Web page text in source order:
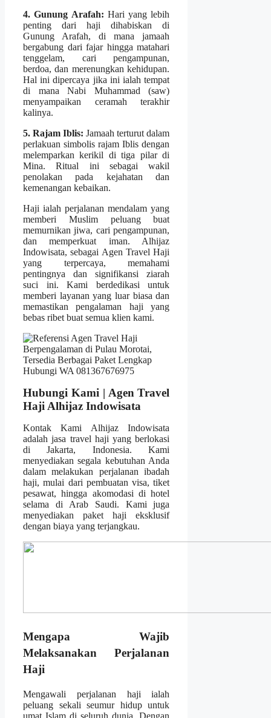
4. Gunung Arafah: Hari yang lebih
penting dari haji dihabiskan di
Gunung Arafah, di mana jamaah
bergabung dari fajar hingga matahari
tenggelam, cari pengampunan,
berdoa, dan merenungkan kehidupan.
Hal ini dipercaya jika ini ialah tempat
di mana Nabi Muhammad (saw)
menyampaikan ceramah terakhir
kalinya.
5. Rajam Iblis: Jamaah terturut dalam
perlakuan simbolis rajam Iblis dengan
melemparkan kerikil di tiga pilar di
Mina. Ritual ini sebagai wakil
penolakan pada kejahatan dan
kemenangan kebaikan.
Haji ialah perjalanan mendalam yang
memberi Muslim peluang buat
memurnikan jiwa, cari pengampunan,
dan memperkuat iman. Alhijaz
Indowisata, sebagai Agen Travel Haji
yang terpercaya, memahami
pentingnya dan signifikansi ziarah
suci ini. Kami berdedikasi untuk
memberi layanan yang luar biasa dan
memastikan pengalaman haji yang
bebas ribet buat semua klien kami.
Hubungi Kami | Agen Travel
Haji Alhijaz Indowisata
Kontak Kami Alhijaz Indowisata
adalah jasa travel haji yang berlokasi
di Jakarta, Indonesia. Kami
menyediakan segala kebutuhan Anda
dalam melakukan perjalanan ibadah
haji, mulai dari pembuatan visa, tiket
pesawat, hingga akomodasi di hotel
selama di Arab Saudi. Kami juga
menyediakan paket haji eksklusif
dengan biaya yang terjangkau.
Mengapa Wajib
Melaksanakan Perjalanan
Haji
Mengawali perjalanan haji ialah
peluang sekali seumur hidup untuk
umat Islam di seluruh dunia. Dengan